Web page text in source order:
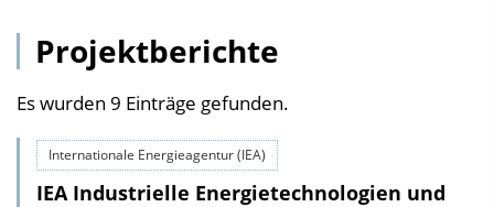
Projektberichte
Es wurden 9 Einträge gefunden.
Internationale Energieagentur (IEA)
IEA Industrielle Energietechnologien und